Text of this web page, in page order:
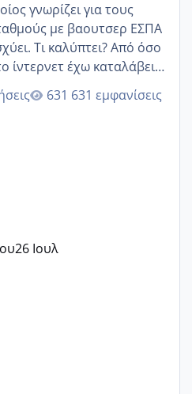
γνωρίζει για τους
με βαουτσερ ΕΣΠΑ
Τι καλύπτει? Από όσο
ίντερνετ έχω καταλάβει
καλύπτει όλα τα
τα τροφεια του ιδιωτικού
ιδιωτικό παιδικό στ
631 εμφανίσεις
26 Ιουλ